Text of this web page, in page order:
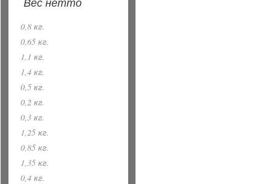
0,8 кг.
0,65 кг.
1,1 кг.
1,4 кг.
0,5 кг.
0,2 кг.
0,3 кг.
1,25 кг.
0,85 кг.
1,35 кг.
0,4 кг.